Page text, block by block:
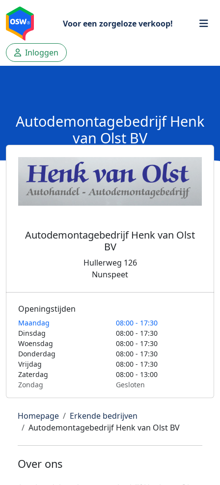
Voor een zorgeloze verkoop!
Inloggen
Autodemontagebedrijf Henk
van Olst BV
Autodemontagebedrijf Henk van Olst
BV
Hullerweg 126
Nunspeet
Openingstijden
Maandag
08:00 - 17:30
Dinsdag
08:00 - 17:30
Woensdag
08:00 - 17:30
Donderdag
08:00 - 17:30
Vrijdag
08:00 - 17:30
Zaterdag
08:00 - 13:00
Zondag
Gesloten
Homepage
Erkende bedrijven
Autodemontagebedrijf Henk van Olst BV
Over ons